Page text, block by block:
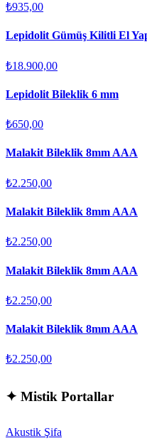
₺935,00
Lepidolit Gümüş Kilitli El
₺18.900,00
Lepidolit Bileklik 6 mm
₺650,00
Malakit Bileklik 8mm AAA
₺2.250,00
Malakit Bileklik 8mm AAA
₺2.250,00
Malakit Bileklik 8mm AAA
₺2.250,00
Malakit Bileklik 8mm AAA
₺2.250,00
✦ Mistik Portallar
Akustik Şifa